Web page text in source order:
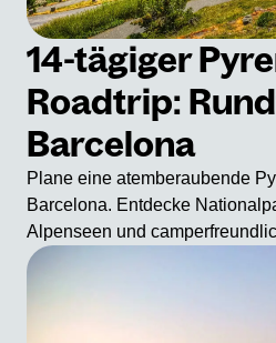
14-tägiger
Roadtrip:
Barcelona
Plane eine atemberaubende
Barcelona. Entdecke
Alpenseen und